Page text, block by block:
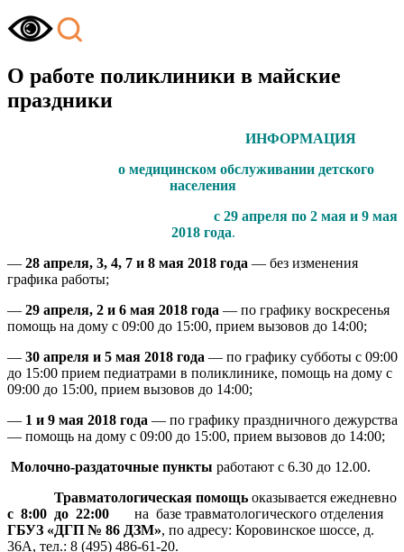
О работе поликлиники в майские
праздники
ИНФОРМАЦИЯ
о медицинском обслуживании детского
населения
с 29 апреля по 2 мая и 9 мая
2018 года.
— 28 апреля, 3, 4, 7 и 8 мая 2018 года — без изменения
графика работы;
— 29 апреля, 2 и 6 мая 2018 года — по графику воскресенья
помощь на дому с 09:00 до 15:00, прием вызовов до 14:00;
— 30 апреля и 5 мая 2018 года — по графику субботы с 09:00
до 15:00 прием педиатрами в поликлинике, помощь на дому с
09:00 до 15:00, прием вызовов до 14:00;
— 1 и 9 мая 2018 года — по графику праздничного дежурства
— помощь на дому с 09:00 до 15:00, прием вызовов до 14:00;
Молочно-раздаточные пункты работают с 6.30 до 12.00.
Травматологическая помощь оказывается ежедневно
с 8:00 до 22:00 на базе травматологического отделения
ГБУЗ «ДГП № 86 ДЗМ», по адресу: Коровинское шоссе, д.
36А, тел.: 8 (495) 486-61-20.